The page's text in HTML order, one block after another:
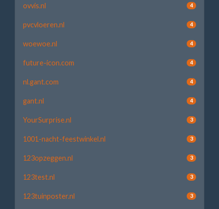
ovvis.nl 4
pvcvloeren.nl 4
woewoe.nl 4
future-icon.com 4
nl.gant.com 4
gant.nl 4
YourSurprise.nl 3
1001-nacht-feestwinkel.nl 3
123opzeggen.nl 3
123test.nl 3
123tuinposter.nl 3